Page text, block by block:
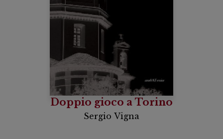
Doppio gioco a Torino
Sergio Vigna